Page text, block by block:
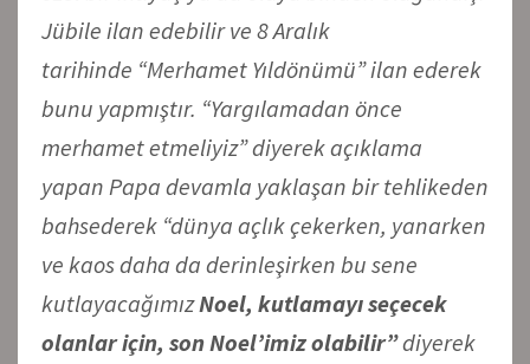
Jübile ilan edebilir ve 8 Aralık
tarihinde “Merhamet Yıldönümü”ilan ederek
bunu yapmıştır. “Yargılamadan önce
merhamet etmeliyiz” diyerek açıklama
yapan Papa devamla yaklaşan bir tehlikeden
bahsederek “dünya açlık çekerken, yanarken
ve kaos daha da derinleşirken bu sene
kutlayacağımızNoel, kutlamayı seçecek
olanlar için, son Noel’imiz olabilir”diyerek